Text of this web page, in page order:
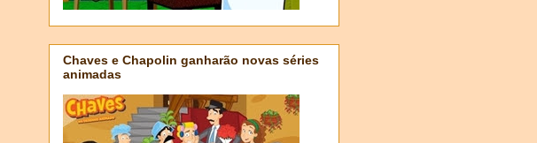
Chaves e Chapolin ganharão novas séries
animadas